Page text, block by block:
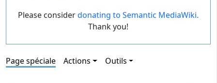
Please considerdonating to Semantic MediaWiki.
Thank you!
Page spéciale Actions Outils